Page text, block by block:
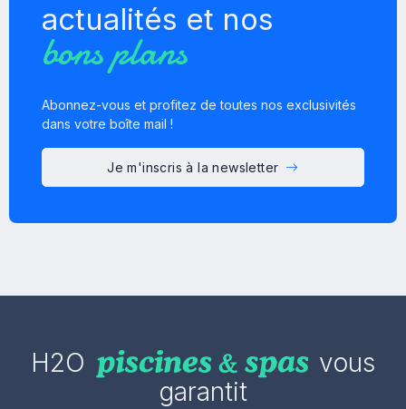
actualités et nos
bons plans
Abonnez-vous et profitez de toutes nos exclusivités
dans votre boîte mail !
Je m'inscris à la newsletter
H2O
vous
garantit